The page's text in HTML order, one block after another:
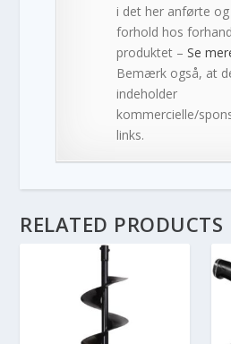
i det her anførte
forhold hos
produktet –Se
Bemærk også, at
indeholder
kommercielle/
links.
RELATED PRODUCTS